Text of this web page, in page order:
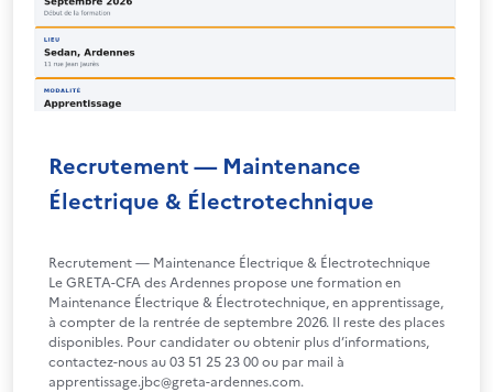
Recrutement — Maintenance
Électrique & Électrotechnique
Recrutement — Maintenance Électrique & Électrotechnique
Le GRETA-CFA des Ardennes propose une formation en
Maintenance Électrique & Électrotechnique, en apprentissage,
à compter de la rentrée de septembre 2026. Il reste des places
disponibles. Pour candidater ou obtenir plus d’informations,
contactez-nous au 03 51 25 23 00 ou par mail à
apprentissage.jbc@greta-ardennes.com.